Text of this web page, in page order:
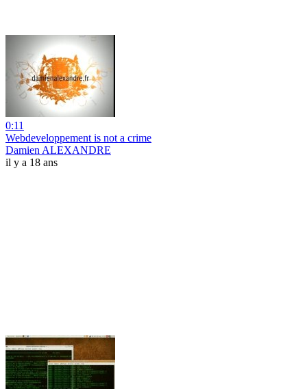
0:11
Webdeveloppement is not a crime
Damien ALEXANDRE
il y a 18 ans